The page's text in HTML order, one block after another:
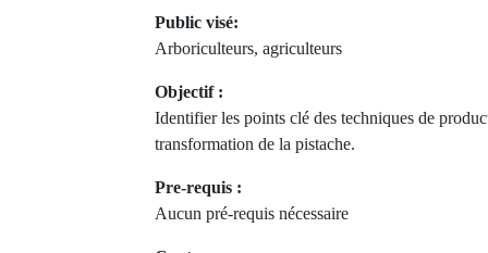
Public visé:
Arboriculteurs, agriculteurs
Objectif :
Identifier les points clé des techniques de
transformation de la pistache.
Pre-requis :
Aucun pré-requis nécessaire